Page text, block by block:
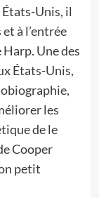
États-Unis, il
à l’entrée
Une des
États-Unis,
les
de le
Cooper
petit